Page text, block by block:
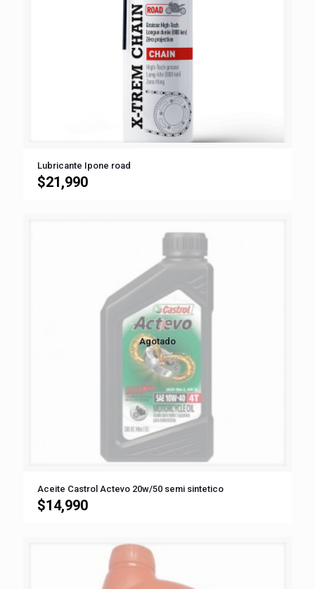
Lubricante Ipone road
$21,990
Agotado
Aceite Castrol Actevo 20w/50 semi sintetico
$14,990